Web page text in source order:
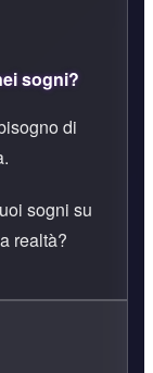
sogni?
di
sogni su
realtà?